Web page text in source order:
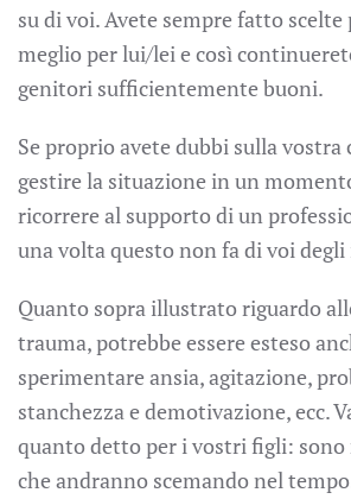
su di voi. Avete sempre fatto scelte
meglio per lui/lei e così
genitori sufficientemente buoni.
Se proprio avete dubbi sulla vostra
gestire la situazione in un
ricorrere al supporto di un
una volta questo non fa di voi degli
Quanto sopra illustrato riguardo
trauma, potrebbe essere esteso
sperimentare ansia, agitazione,
stanchezza e demotivazione, ecc.
quanto detto per i vostri figli:
che andranno scemando nel